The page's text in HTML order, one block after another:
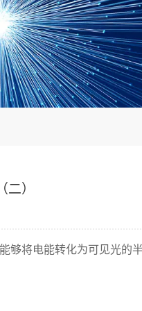
）
够将电能转化为可见光